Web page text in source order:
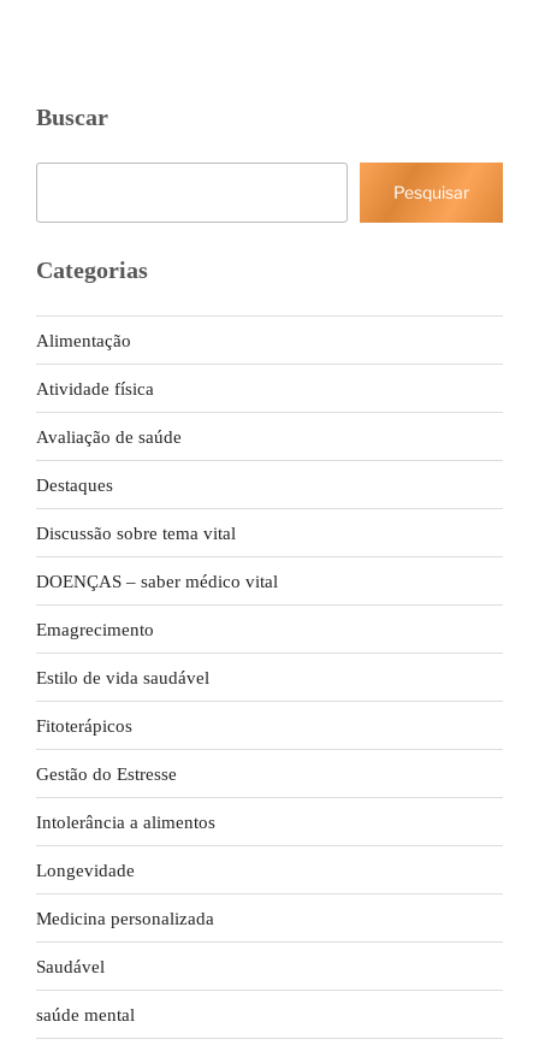
Buscar
Pesquisar
Categorias
Alimentação
Atividade física
Avaliação de saúde
Destaques
Discussão sobre tema vital
DOENÇAS – saber médico vital
Emagrecimento
Estilo de vida saudável
Fitoterápicos
Gestão do Estresse
Intolerância a alimentos
Longevidade
Medicina personalizada
Saudável
saúde mental